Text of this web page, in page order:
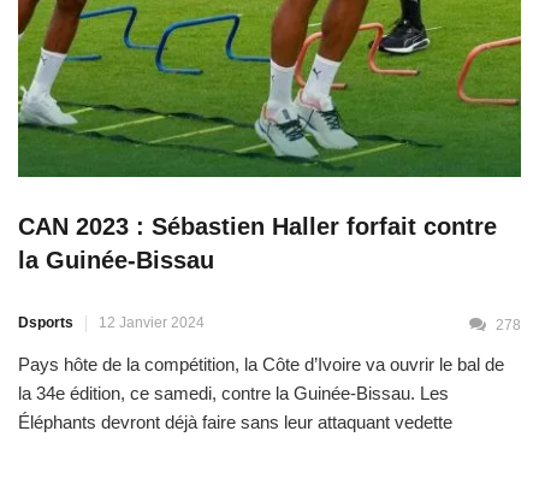
CAN 2023 : Sébastien Haller forfait contre
la Guinée-Bissau
Dsports 12 Janvier 2024 278
Pays hôte de la compétition, la Côte d’Ivoire va ouvrir le bal de
la 34e édition, ce samedi, contre la Guinée-Bissau. Les
Éléphants devront déjà faire sans leur attaquant vedette